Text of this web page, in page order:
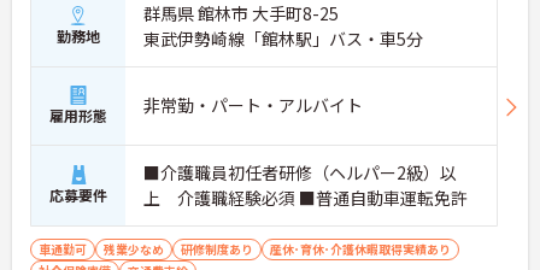
勤務地
群馬県 館林市 大手町8-25
東武伊勢崎線「館林駅」バス・車5分
雇用形態 非常勤・パート・アルバイト
応募要件
■介護職員初任者研修（ヘルパー2級）以
上 介護職経験必須 ■普通自動車運転免許
車通勤可 残業少なめ 研修制度あり
産休･育休･介護休暇取得実績あり